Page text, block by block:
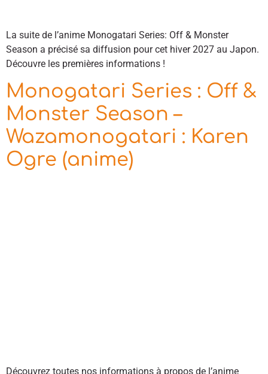
La suite de l’anime Monogatari Series: Off & Monster
Season a précisé sa diffusion pour cet hiver 2027 au Japon.
Découvre les premières informations !
Monogatari Series : Off &
Monster Season –
Wazamonogatari : Karen
Ogre (anime)
Découvrez toutes nos informations à propos de l’anime